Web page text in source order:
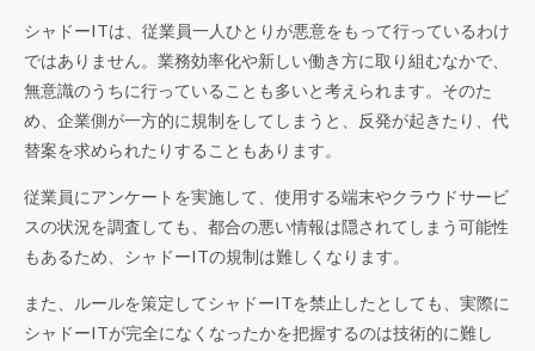
シャドーITは、従業員一人ひとりが悪意をもって行っているわけ
ではありません。業務効率化や新しい働き方に取り組むなかで、
無意識のうちに行っていることも多いと考えられます。そのた
め、企業側が一方的に規制をしてしまうと、反発が起きたり、代
替案を求められたりすることもあります。
従業員にアンケートを実施して、使用する端末やクラウドサービ
スの状況を調査しても、都合の悪い情報は隠されてしまう可能性
もあるため、シャドーITの規制は難しくなります。
また、ルールを策定してシャドーITを禁止したとしても、実際に
シャドーITが完全になくなったかを把握するのは技術的に難し